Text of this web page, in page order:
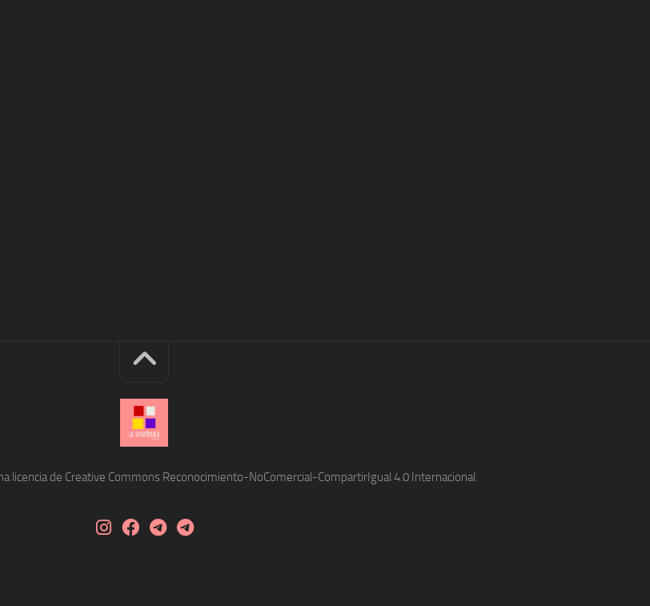
licencia de Creative Commons Reconocimiento-NoComercial-CompartirIgual 4.0 Internacional.